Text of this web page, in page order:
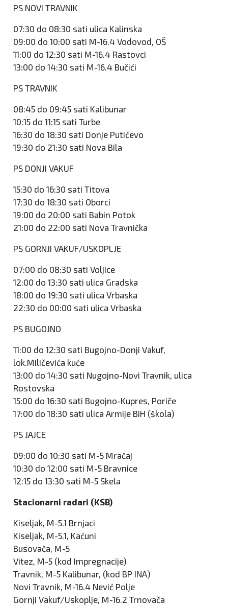
PS NOVI TRAVNIK
07:30 do 08:30 sati ulica Kalinska
09:00 do 10:00 sati M-16.4 Vodovod, OŠ
11:00 do 12:30 sati M-16.4 Rastovci
13:00 do 14:30 sati M-16.4 Bučići
PS TRAVNIK
08:45 do 09:45 sati Kalibunar
10:15 do 11:15 sati Turbe
16:30 do 18:30 sati Donje Putićevo
19:30 do 21:30 sati Nova Bila
PS DONJI VAKUF
15:30 do 16:30 sati Titova
17:30 do 18:30 sati Oborci
19:00 do 20:00 sati Babin Potok
21:00 do 22:00 sati Nova Travnička
PS GORNJI VAKUF/USKOPLJE
07:00 do 08:30 sati Voljice
12:00 do 13:30 sati ulica Gradska
18:00 do 19:30 sati ulica Vrbaska
22:30 do 00:00 sati ulica Vrbaska
PS BUGOJNO
11:00 do 12:30 sati Bugojno-Donji Vakuf,
lok.Miličevića kuće
13:00 do 14:30 sati Nugojno-Novi Travnik, ulica
Rostovska
15:00 do 16:30 sati Bugojno-Kupres, Poriče
17:00 do 18:30 sati ulica Armije BiH (škola)
PS JAJCE
09:00 do 10:30 sati M-5 Mračaj
10:30 do 12:00 sati M-5 Bravnice
12:15 do 13:30 sati M-5 Skela
Stacionarni radari (KSB)
Kiseljak, M-5.1 Brnjaci
Kiseljak, M-5.1, Kaćuni
Busovača, M-5
Vitez, M-5 (kod Impregnacije)
Travnik, M-5 Kalibunar, (kod BP INA)
Novi Travnik, M-16.4 Nević Polje
Gornji Vakuf/Uskoplje, M-16.2 Trnovača